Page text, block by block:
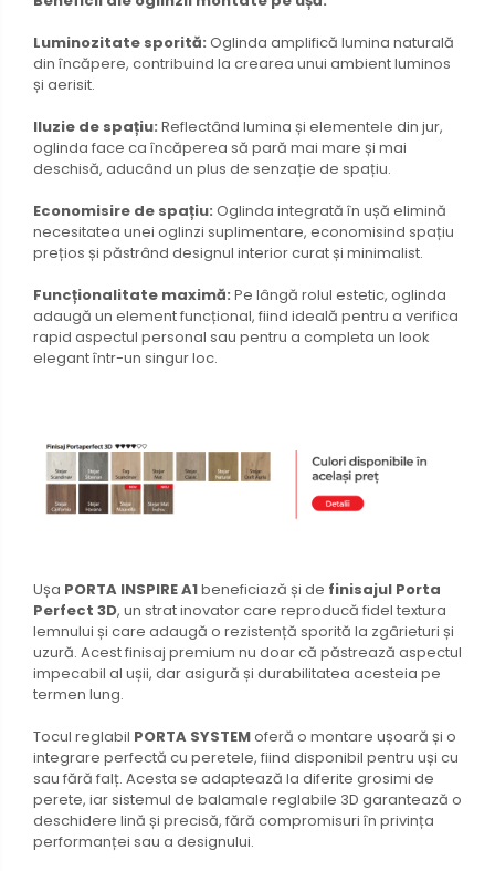
Luminozitate sporită: Oglinda amplifică lumina naturală
din încăpere, contribuind la crearea unui ambient luminos
și aerisit.
Iluzie de spațiu: Reflectând lumina și elementele din jur,
oglinda face ca încăperea să pară mai mare și mai
deschisă, aducând un plus de senzație de spațiu.
Economisire de spațiu: Oglinda integrată în ușă elimină
necesitatea unei oglinzi suplimentare, economisind spațiu
prețios și păstrând designul interior curat și minimalist.
Funcționalitate maximă: Pe lângă rolul estetic, oglinda
adaugă un element funcțional, fiind ideală pentru a verifica
rapid aspectul personal sau pentru a completa un look
elegant într-un singur loc.
Ușa PORTA INSPIRE A1beneficiază și de finisajul Porta
Perfect 3D, un strat inovator care reproducă fidel textura
lemnului și care adaugă o rezistență sporită la zgârieturi și
uzură. Acest finisaj premium nu doar că păstrează aspectul
impecabil al ușii, dar asigură și durabilitatea acesteia pe
termen lung.
Tocul reglabil PORTA SYSTEMoferă o montare ușoară și o
integrare perfectă cu peretele, fiind disponibil pentru uși cu
sau fără falț. Acesta se adaptează la diferite grosimi de
perete, iar sistemul de balamale reglabile 3D garantează o
deschidere lină și precisă, fără compromisuri în privința
performanței sau a designului.